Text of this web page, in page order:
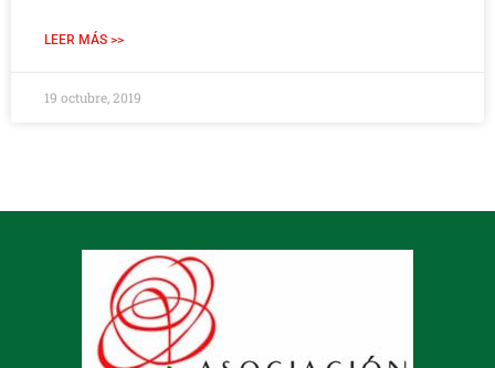
LEER MÁS >>
19 octubre, 2019